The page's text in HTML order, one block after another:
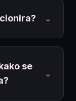
⌄
se
⌄